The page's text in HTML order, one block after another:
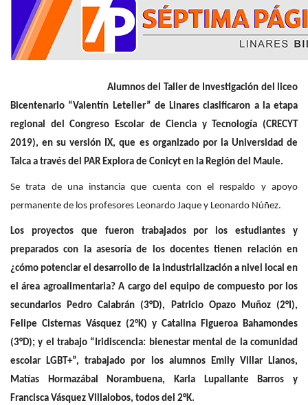
Alumnos del Taller de Investigación del liceo
Bicentenario “Valentín Letelier” de Linares clasificaron a la etapa
regional del Congreso Escolar de Ciencia y Tecnología (CRECYT
2019), en su versión IX, que es organizado por la Universidad de
Talca a través del PAR Explora de Conicyt en la Región del Maule.
Se trata de una instancia que cuenta con el respaldo y apoyo
permanente de los profesores Leonardo Jaque y Leonardo Núñez.
Los proyectos que fueron trabajados por los estudiantes y
preparados con la asesoría de los docentes tienen relación en
¿cómo potenciar el desarrollo de la industrialización a nivel local en
el área agroalimentaria? A cargo del equipo de compuesto por los
secundarios Pedro Calabrán (3°D), Patricio Opazo Muñoz (2°I),
Felipe Cisternas Vásquez (2°K) y Catalina Figueroa Bahamondes
(3°D); y el trabajo “Iridiscencia: bienestar mental de la comunidad
escolar LGBT+”, trabajado por los alumnos Emily Villar Llanos,
Matías Hormazábal Norambuena, Karla Lupallante Barros y
Francisca Vásquez Villalobos, todos del 2°K.